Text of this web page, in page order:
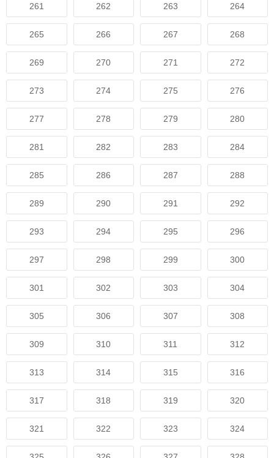
261 262 263 264
265 266 267 268
269 270 271 272
273 274 275 276
277 278 279 280
281 282 283 284
285 286 287 288
289 290 291 292
293 294 295 296
297 298 299 300
301 302 303 304
305 306 307 308
309 310 311 312
313 314 315 316
317 318 319 320
321 322 323 324